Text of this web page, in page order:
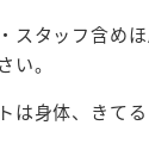
スタッフ含め
い。
は身体、きてる